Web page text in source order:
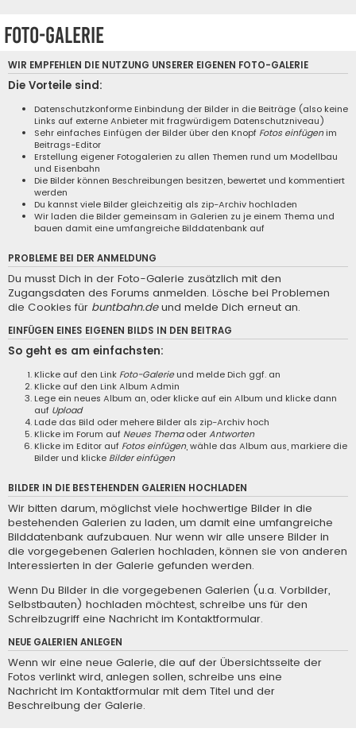
Foto-Galerie
WIR EMPFEHLEN DIE NUTZUNG UNSERER EIGENEN FOTO-GALERIE
Die Vorteile sind:
Datenschutzkonforme Einbindung der Bilder in die Beiträge (also keine
Links auf externe Anbieter mit fragwürdigem Datenschutzniveau)
Sehr einfaches Einfügen der Bilder über den Knopf Fotos einfügenim
Beitrags-Editor
Erstellung eigener Fotogalerien zu allen Themen rund um Modellbau
und Eisenbahn
Die Bilder können Beschreibungen besitzen, bewertet und kommentiert
werden
Du kannst viele Bilder gleichzeitig als zip-Archiv hochladen
Wir laden die Bilder gemeinsam in Galerien zu je einem Thema und
bauen damit eine umfangreiche Bilddatenbank auf
PROBLEME BEI DER ANMELDUNG
Du musst Dich in der Foto-Galerie zusätzlich mit den
Zugangsdaten des Forums anmelden. Lösche bei Problemen
die Cookies für buntbahn.deund melde Dich erneut an.
EINFÜGEN EINES EIGENEN BILDS IN DEN BEITRAG
So geht es am einfachsten:
Klicke auf den Link Foto-Galerieund melde Dich ggf. an
Klicke auf den LinkAlbum Admin
Lege ein neues Album an, oder klicke auf ein Album und klicke dann
auf Upload
Lade das Bild oder mehere Bilder als zip-Archiv hoch
Klicke im Forum auf Neues ThemaoderAntworten
Klicke im Editor auf Fotos einfügen , wähle das Album aus, markiere die
Bilder und klicke Bilder einfügen
BILDER IN DIE BESTEHENDEN GALERIEN HOCHLADEN
Wir bitten darum, möglichst viele hochwertige Bilder in die
bestehenden Galerien zu laden, um damit eine umfangreiche
Bilddatenbank aufzubauen. Nur wenn wir alle unsere Bilder in
die vorgegebenen Galerien hochladen, können sie von anderen
Interessierten in der Galerie gefunden werden.
Wenn Du Bilder in die vorgegebenen Galerien (u.a. Vorbilder,
Selbstbauten) hochladen möchtest, schreibe uns für den
Schreibzugriff eine Nachricht im Kontaktformular.
NEUE GALERIEN ANLEGEN
Wenn wir eine neue Galerie, die auf der Übersichtsseite der
Fotos verlinkt wird, anlegen sollen, schreibe uns eine
Nachricht im Kontaktformular mit dem Titel und der
Beschreibung der Galerie.